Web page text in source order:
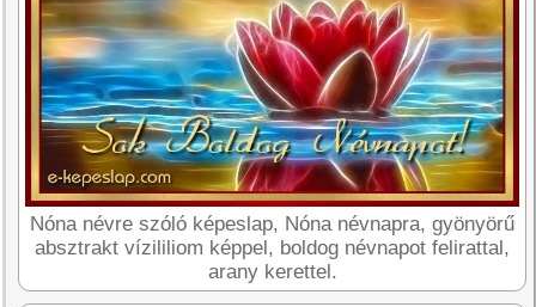
Nóna névre szóló képeslap, Nóna névnapra, gyönyörű
absztrakt vízililiom képpel, boldog névnapot felirattal,
arany kerettel.